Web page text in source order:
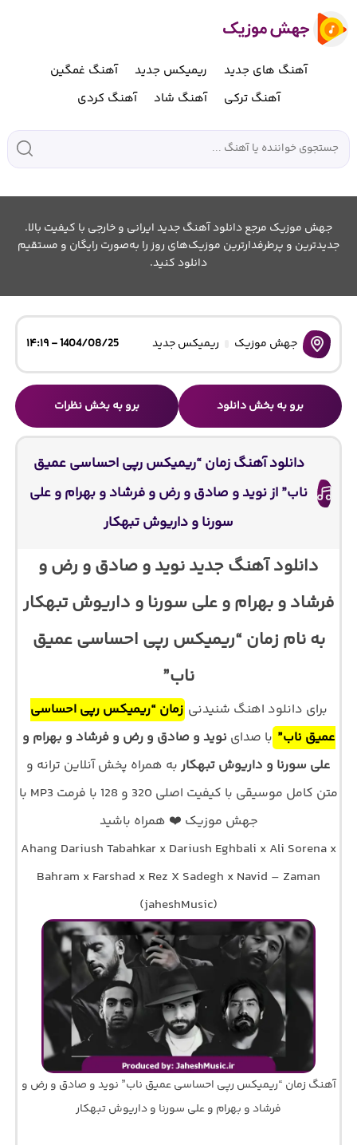
آهنگ های جدید ریمیکس جدید
آهنگ غمگین
آهنگ ترکی
آهنگ شاد آهنگ کردی
جهش موزیک مرجع دانلود آهنگ جدید ایرانی و خارجی با کیفیت بالا.
جدیدترین و پرطرفدارترین موزیک‌های روز را به‌صورت رایگان و مستقیم
دانلود کنید.
جهش موزیک ریمیکس جدید 1404/08/25 - ۱۴:۱۹
برو به بخش دانلود برو به بخش نظرات
دانلود آهنگ زمان “ریمیکس رپی احساسی عمیق
ناب” از نوید و صادق و رض و فرشاد و بهرام و علی
سورنا و داریوش تبهکار
دانلود آهنگ جدید نوید و صادق و رض و
فرشاد و بهرام و علی سورنا و داریوش تبهکار
به نام زمان “ریمیکس رپی احساسی عمیق
ناب”
برای دانلود اهنگ شنیدنی زمان “ریمیکس رپی احساسی
عمیق ناب” با صدای نوید و صادق و رض و فرشاد و بهرام و
علی سورنا و داریوش تبهکار به همراه پخش آنلاین ترانه و
متن کامل موسیقی با کیفیت اصلی 320 و 128 با فرمت MP3 با
جهش موزیک ❤️ همراه باشید
Ahang Dariush Tabahkar x Dariush Eghbali x Ali Sorena x
Bahram x Farshad x Rez X Sadegh x Navid – Zaman
(jaheshMusic)
آهنگ زمان “ریمیکس رپی احساسی عمیق ناب” نوید و صادق و رض و
فرشاد و بهرام و علی سورنا و داریوش تبهکار